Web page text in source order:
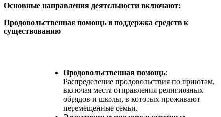
Основные направления деятельности включают:
Продовольственная помощь и поддержка средств к
существованию
Продовольственная помощь:
Распределение продовольствия по приютам,
включая места отправления религиозных
обрядов и школы, в которых проживают
перемещенные семьи.